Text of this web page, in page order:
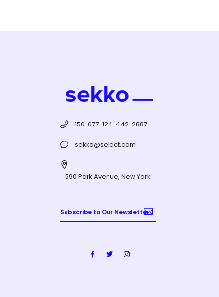
156-677-124-442-2887
sekko@select.com
590 Park Avenue, New York
